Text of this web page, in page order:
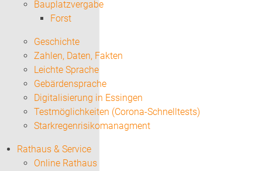
Bauplatzvergabe
Forst
Geschichte
Zahlen, Daten, Fakten
Leichte Sprache
Gebärdensprache
Digitalisierung in Essingen
Testmöglichkeiten (Corona-Schnelltests)
Starkregenrisikomanagment
Rathaus & Service
Online Rathaus